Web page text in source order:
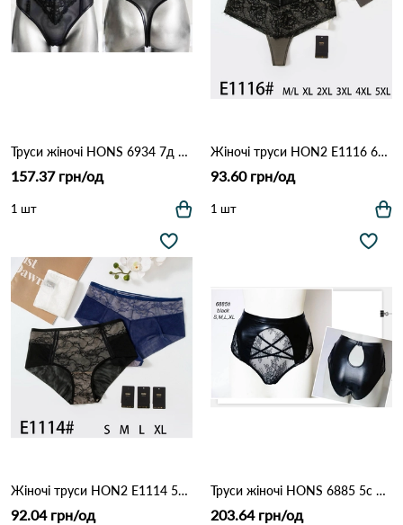
Труси жіночі HONS 6934 7д Чорний
157.37 грн/од
1 шт
Жіночі труси HON2 E1116 6с Різні кольори
93.60 грн/од
1 шт
Жіночі труси HON2 E1114 5а Різні кольори
92.04 грн/од
Труси жіночі HONS 6885 5с Чорний
203.64 грн/од